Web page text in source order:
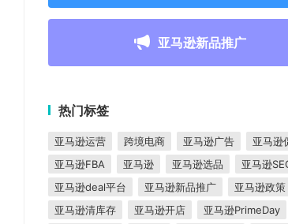
亚马逊新品推广
热门标签
亚马逊运营 跨境电商 亚马逊广告
亚马逊
亚马逊FBA
亚马逊 亚马逊选品
亚马逊
亚马逊deal平台
亚马逊新品推广
亚马逊政策
亚马逊清库存
亚马逊开店
亚马逊PrimeDay